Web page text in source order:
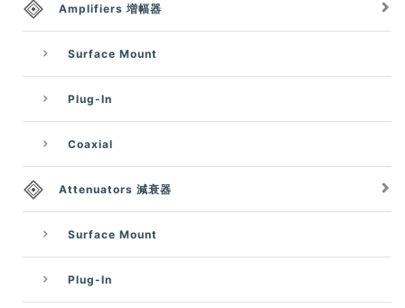
Amplifiers 増幅器
Surface Mount
Plug-In
Coaxial
Attenuators 減衰器
Surface Mount
Plug-In